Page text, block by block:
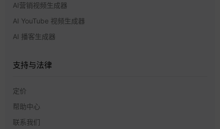
AI营销视频生成器
AI YouTube 视频生成器
AI 播客生成器
支持与法律
定价
帮助中心
联系我们